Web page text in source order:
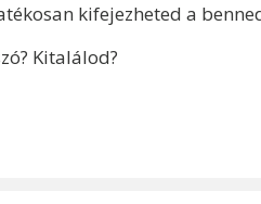
kifejezheted a
Kitalálod?